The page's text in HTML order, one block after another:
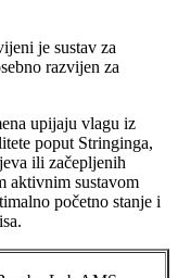
je sustav za
razvijen za
upijaju vlagu iz
poput Stringinga,
ili začepljenih
aktivnim sustavom
početno stanje i